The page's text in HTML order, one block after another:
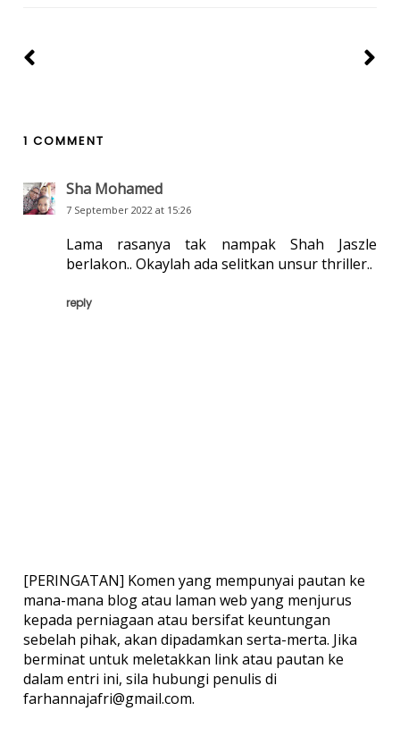
1 COMMENT
Sha Mohamed
7 September 2022 at 15:26
Lama rasanya tak nampak Shah Jaszle
berlakon.. Okaylah ada selitkan unsur thriller..
reply
[PERINGATAN] Komen yang mempunyai pautan ke
mana-mana blog atau laman web yang menjurus
kepada perniagaan atau bersifat keuntungan
sebelah pihak, akan dipadamkan serta-merta. Jika
berminat untuk meletakkan link atau pautan ke
dalam entri ini, sila hubungi penulis di
farhannajafri@gmail.com.